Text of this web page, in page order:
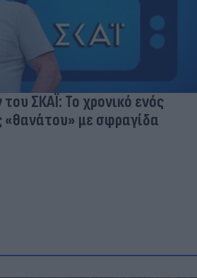
ΣΚΑΪ: Το χρονικό ενός
με σφραγίδα